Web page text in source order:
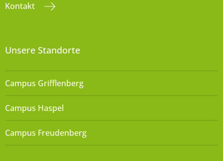
Kontakt
Unsere Standorte
Campus Grifflenberg
Campus Haspel
Campus Freudenberg